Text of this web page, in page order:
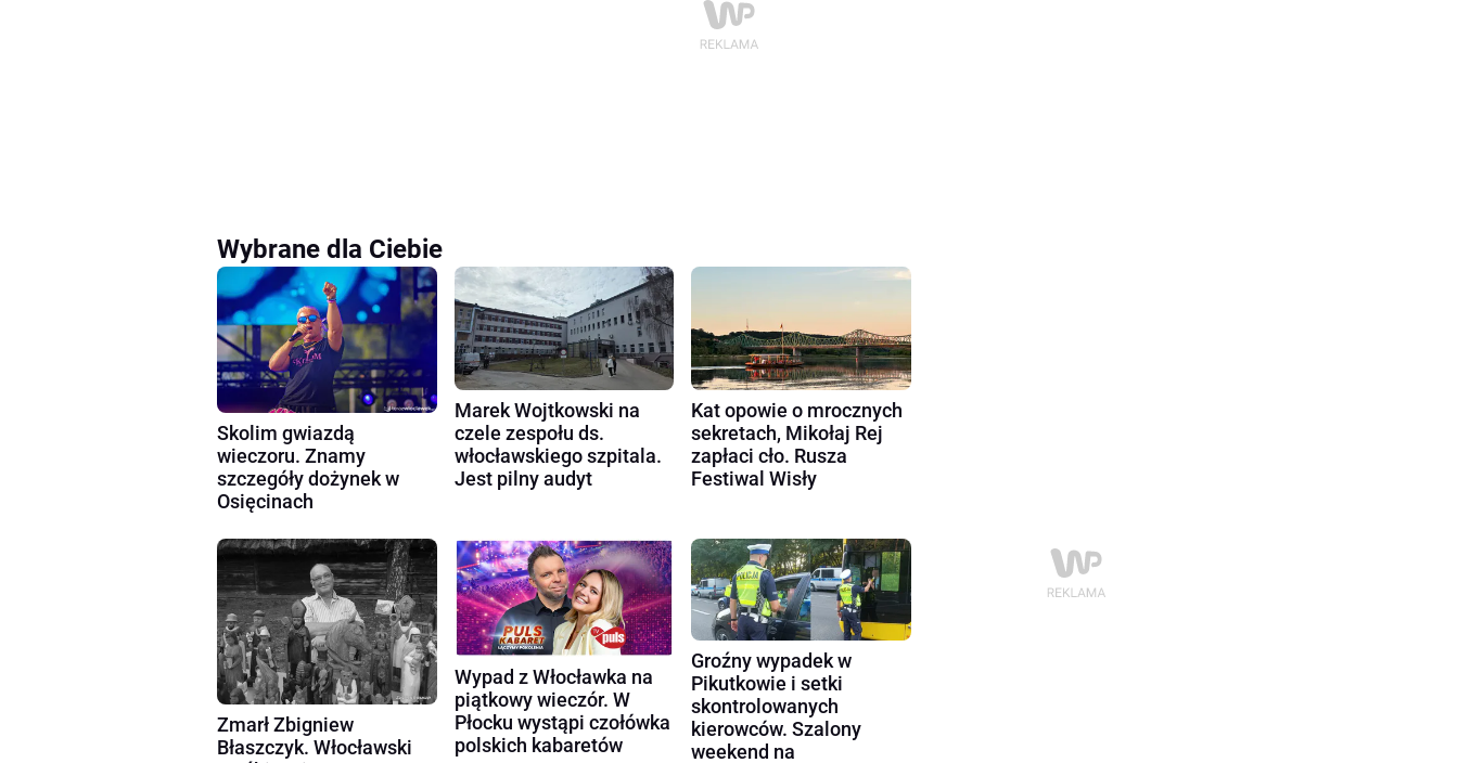
Wybrane dla Ciebie
Skolim gwiazdą
wieczoru. Znamy
szczegóły dożynek w
Osięcinach
Marek Wojtkowski na
czele zespołu ds.
włocławskiego szpitala.
Jest pilny audyt
Kat opowie o mrocznych
sekretach, Mikołaj Rej
zapłaci cło. Rusza
Festiwal Wisły
Zmarł Zbigniew
Błaszczyk. Włocławski
Wypad z Włocławka na
piątkowy wieczór. W
Płocku wystąpi czołówka
polskich kabaretów
Groźny wypadek w
Pikutkowie i setki
skontrolowanych
kierowców. Szalony
weekend na